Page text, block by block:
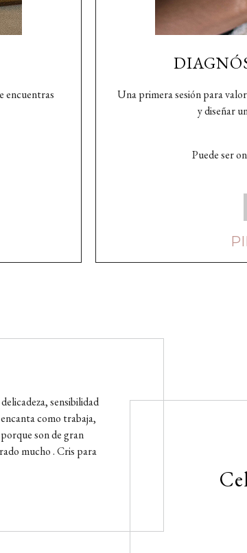
encuentras
Una primera sesión para
y diseñar
Puede ser
sensibilidad
como trabaja,
son de gran
mucho . Cris para